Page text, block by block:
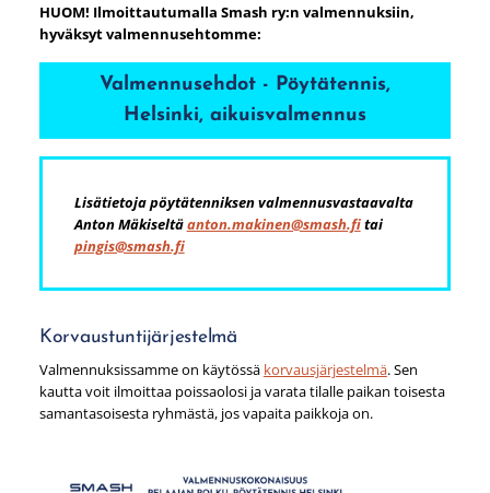
HUOM! Ilmoittautumalla Smash ry:n valmennuksiin,
hyväksyt valmennusehtomme:
Valmennusehdot - Pöytätennis,
Helsinki, aikuisvalmennus
Lisätietoja pöytätenniksen valmennusvastaavalta
Anton Mäkiseltäanton.makinen@smash.fitai
pingis@smash.fi
Korvaustuntijärjestelmä
Valmennuksissamme on käytössä korvausjärjestelmä. Sen
kautta voit ilmoittaa poissaolosi ja varata tilalle paikan toisesta
samantasoisesta ryhmästä, jos vapaita paikkoja on.